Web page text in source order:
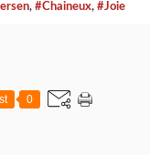
, #Chaineux, #Joie
0